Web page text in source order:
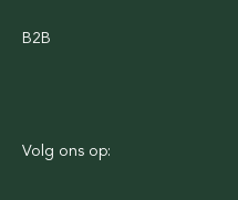
B2B
Volg ons op: